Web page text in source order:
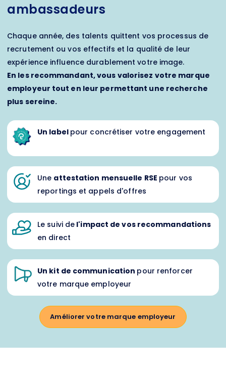
ambassadeurs
Chaque année, des talents quittent vos processus de
recrutement ou vos effectifs et la qualité de leur
expérience influence durablement votre image.
En les recommandant, vous valorisez votre marque
employeur tout en leur permettant une recherche
plus sereine.
Un label pour concrétiser votre engagement
Une attestation mensuelle RSE pour vos
reportings et appels d'offres
Le suivi de l'impact de vos recommandations
en direct
Un kit de communication pour renforcer
votre marque employeur
Améliorer votre marque employeur